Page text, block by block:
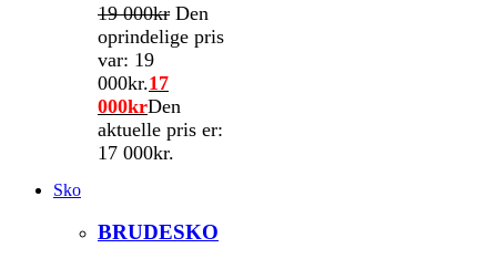
19 000kr Den
oprindelige pris
var: 19
000kr.17
000krDen
aktuelle pris er:
17 000kr.
Sko
BRUDESKO